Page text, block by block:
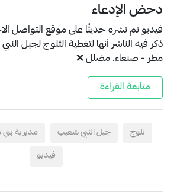
دحض الإدعاء
فيديو تم نشره حديثًا على موقع التواصل
ذكر فيه الناشر أنها لتغطية الثلوج لجبل
مطر - صنعاء. مضلل ❌
متابعة القراءة
ثلوج جبل النبي شعيب مديرية
فيديو